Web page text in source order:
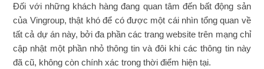
Đối với những khách hàng đang quan tâm đến bất động sản
của Vingroup, thật khó để có được một cái nhìn tổng quan về
tất cả dự án này, bởi đa phần các trang website trên mạng chỉ
cập nhật một phần nhỏ thông tin và đôi khi các thông tin này
đã cũ, không còn chính xác trong thời điểm hiện tại.